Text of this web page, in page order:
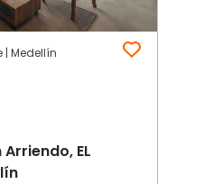
| Medellín
EL